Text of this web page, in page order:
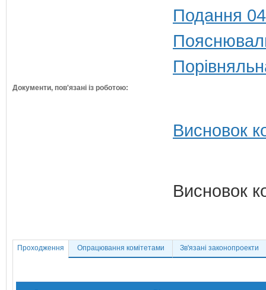
Подання
Документи, пов'язані із роботою:
Висновок
Висновок
Проходження Опрацювання комітетами Зв'язані законопроекти